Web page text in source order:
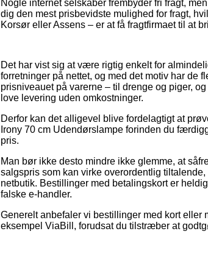
Nogle internet selskaber frembyder fri fragt,
dig den mest prisbevidste mulighed for fragt,
Korsør eller Assens – er at få fragtfirmaet til at
Det har vist sig at være rigtig enkelt for
forretninger på nettet, og med det motiv har de
prisniveauet på varerne – til drenge og piger,
love levering uden omkostninger.
Derfor kan det alligevel blive fordelagtigt at
Irony 70 cm Udendørslampe forinden du
pris.
Man bør ikke desto mindre ikke glemme, at
salgspris som kan virke overordentlig
netbutik. Bestillinger med betalingskort er
falske e-handler.
Generelt anbefaler vi bestillinger med kort
eksempel ViaBill, forudsat du tilstræber at